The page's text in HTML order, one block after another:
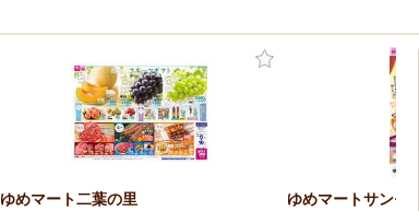
ゆめマート二葉の里 ゆめマートサンモ